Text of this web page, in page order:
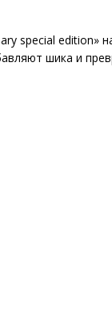
special edition»
шика и